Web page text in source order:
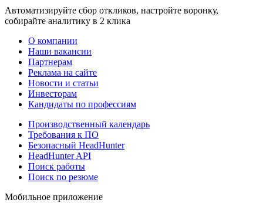
Автоматизируйте сбор откликов, настройте воронку,
собирайте аналитику в 2 клика
О компании
Наши вакансии
Партнерам
Реклама на сайте
Новости и статьи
Инвесторам
Кандидаты по профессиям
Производственный календарь
Требования к ПО
Безопасный HeadHunter
HeadHunter API
Поиск работы
Поиск по резюме
Мобильное приложение